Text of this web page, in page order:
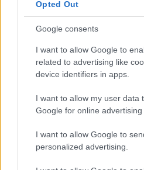
Opted Out
Google consents
I want to allow Google to
related to advertising like
device identifiers in apps.
I want to allow my user data
Google for online advertising
I want to allow Google to
personalized advertising.
Od 11. avgusta popolna zapora
gneče, več udobja